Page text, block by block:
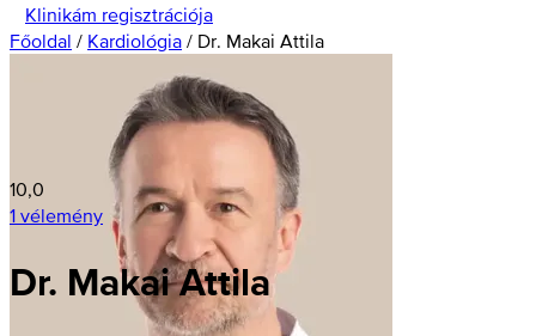
Klinikám regisztrációja
Főoldal / Kardiológia / Dr. Makai Attila
10,0
1 vélemény
Dr. Makai Attila